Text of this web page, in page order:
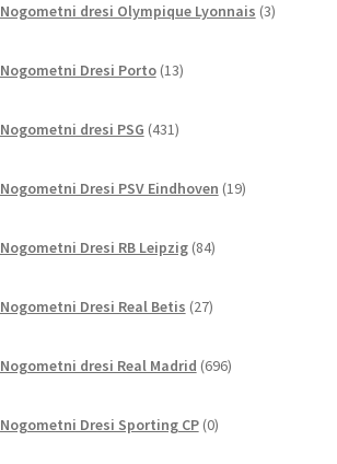
Nogometni dresi Olympique Lyonnais 3izdelki
Nogometni Dresi Porto 13izdelkov
Nogometni dresi PSG 431izdelkov
Nogometni Dresi PSV Eindhoven 19izdelkov
Nogometni Dresi RB Leipzig 84izdelkov
Nogometni Dresi Real Betis 27izdelkov
Nogometni dresi Real Madrid 696izdelkov
Nogometni Dresi Sporting CP 0izdelkov